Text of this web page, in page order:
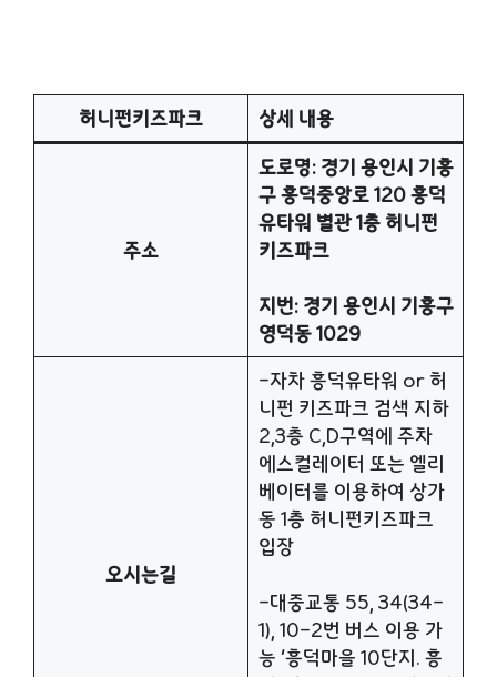
허니펀키즈파크 상세 내용
주소
도로명: 경기 용인시 기흥
구 흥덕중앙로 120 흥덕
유타워 별관 1층 허니펀
키즈파크
지번: 경기 용인시 기흥구
영덕동 1029
오시는길
-자차 흥덕유타워 or 허
니펀 키즈파크 검색 지하
2,3층 C,D구역에 주차
에스컬레이터 또는 엘리
베이터를 이용하여 상가
동 1층 허니펀키즈파크
입장
-대중교통 55, 34(34-
1), 10-2번 버스 이용 가
능 ‘흥덕마을 10단지. 흥